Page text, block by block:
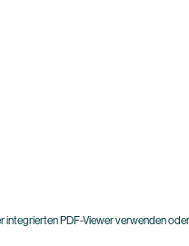
PDF-Viewer verwenden